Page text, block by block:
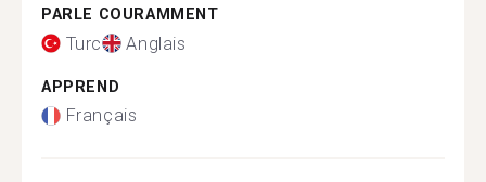
PARLE COURAMMENT
Turc Anglais
APPREND
Français